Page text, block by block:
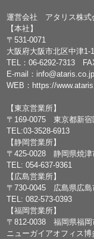
運営会社 アタリス株式
【本社】
〒531-0071
大阪府大阪市北区中津
TEL：06-6292-7313
E-mail： info@ataris.co.jp
WEB： https://
【東京営業所】
〒169-0075 東京都新宿
TEL:03-3528-6913
【静岡営業所】
〒425-0028 静岡県焼津
TEL: 054-637-9361
【広島営業所】
〒730-0045 広島県広島
TEL: 082-573-0393
【福岡営業所】
〒812-0038 福岡県福岡
ニューガイアオフィス博